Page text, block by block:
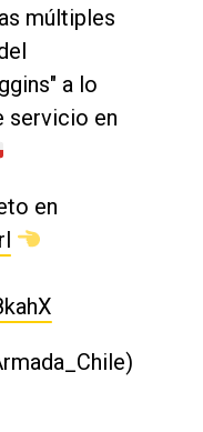
múltiples
a lo
servicio en
en